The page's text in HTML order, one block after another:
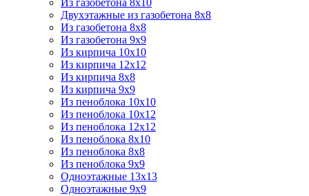
Из газобетона 8х10
Двухэтажные из газобетона 8х8
Из газобетона 8х8
Из газобетона 9х9
Из кирпича 10х10
Из кирпича 12х12
Из кирпича 8х8
Из кирпича 9х9
Из пеноблока 10х10
Из пеноблока 10х12
Из пеноблока 12х12
Из пеноблока 8х10
Из пеноблока 8х8
Из пеноблока 9х9
Одноэтажные 13х13
Одноэтажные 9х9